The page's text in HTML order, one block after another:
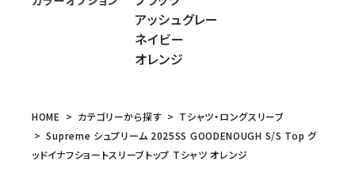
アッシュグレー
ネイビー
オレンジ
HOME カテゴリーから探す
Tシャツ・ロングスリーブ
Supreme シュプリーム 2025SS GOODENOUGH S/S Top グ
ッドイナフショートスリーブトップ Tシャツ オレンジ